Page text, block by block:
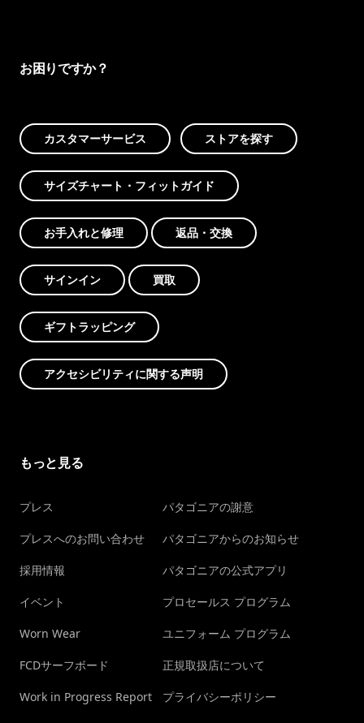
お困りですか？
カスタマーサービス ストアを探す
サイズチャート・フィットガイド
お手入れと修理 返品・交換
サインイン 買取
ギフトラッピング
アクセシビリティに関する声明
もっと見る
プレス
プレスへのお問い合わせ
採用情報
イベント
Worn Wear
FCDサーフボード
Work in Progress Report
パタゴニアの謝意
パタゴニアからのお知らせ
パタゴニアの公式アプリ
プロセールス プログラム
ユニフォーム プログラム
正規取扱店について
プライバシーポリシー